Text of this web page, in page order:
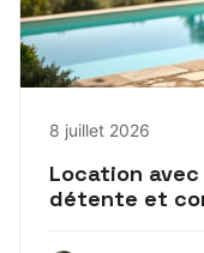
8 juillet 2026
Location
détente et